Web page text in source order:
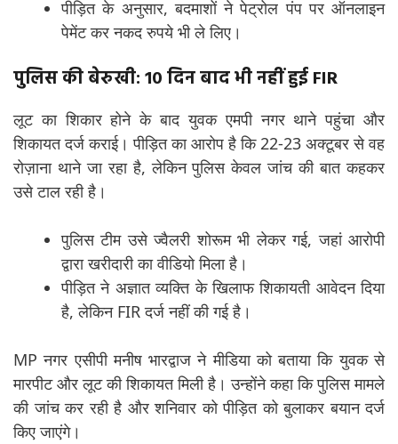
पीड़ित के अनुसार, बदमाशों ने पेट्रोल पंप पर ऑनलाइन
पेमेंट कर नकद रुपये भी ले लिए।
पुलिस की बेरुखी: 10 दिन बाद भी नहीं हुई FIR
लूट का शिकार होने के बाद युवक एमपी नगर थाने पहुंचा और
शिकायत दर्ज कराई। पीड़ित का आरोप है कि 22-23 अक्टूबर से वह
रोज़ाना थाने जा रहा है, लेकिन पुलिस केवल जांच की बात कहकर
उसे टाल रही है।
पुलिस टीम उसे ज्वैलरी शोरूम भी लेकर गई, जहां आरोपी
द्वारा खरीदारी का वीडियो मिला है।
पीड़ित ने अज्ञात व्यक्ति के खिलाफ शिकायती आवेदन दिया
है, लेकिन FIR दर्ज नहीं की गई है।
MP नगर एसीपी मनीष भारद्वाज ने मीडिया को बताया कि युवक से
मारपीट और लूट की शिकायत मिली है। उन्होंने कहा कि पुलिस मामले
की जांच कर रही है और शनिवार को पीड़ित को बुलाकर बयान दर्ज
किए जाएंगे।